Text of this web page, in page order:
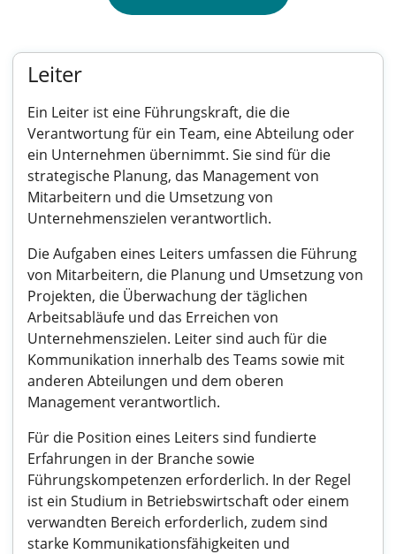
Leiter
Ein Leiter ist eine Führungskraft, die die
Verantwortung für ein Team, eine Abteilung oder
ein Unternehmen übernimmt. Sie sind für die
strategische Planung, das Management von
Mitarbeitern und die Umsetzung von
Unternehmenszielen verantwortlich.
Die Aufgaben eines Leiters umfassen die Führung
von Mitarbeitern, die Planung und Umsetzung von
Projekten, die Überwachung der täglichen
Arbeitsabläufe und das Erreichen von
Unternehmenszielen. Leiter sind auch für die
Kommunikation innerhalb des Teams sowie mit
anderen Abteilungen und dem oberen
Management verantwortlich.
Für die Position eines Leiters sind fundierte
Erfahrungen in der Branche sowie
Führungskompetenzen erforderlich. In der Regel
ist ein Studium in Betriebswirtschaft oder einem
verwandten Bereich erforderlich, zudem sind
starke Kommunikationsfähigkeiten und